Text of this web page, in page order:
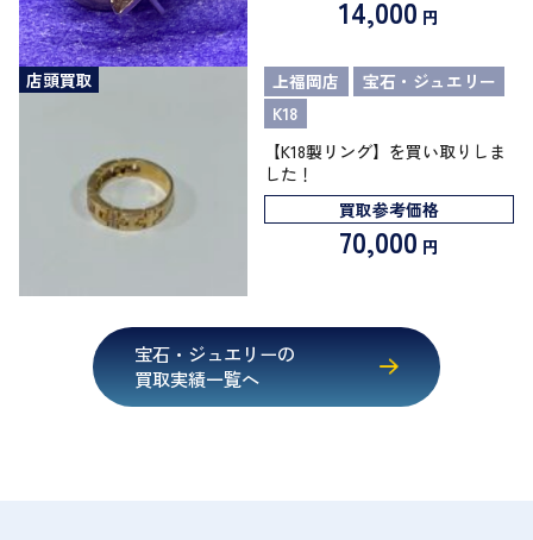
14,000 円
店頭買取 上福岡店
宝石・ジュエリー
K18
【K18製リング】を買い取りしま
した！
買取参考価格
70,000 円
宝石・ジュエリーの
買取実績一覧へ